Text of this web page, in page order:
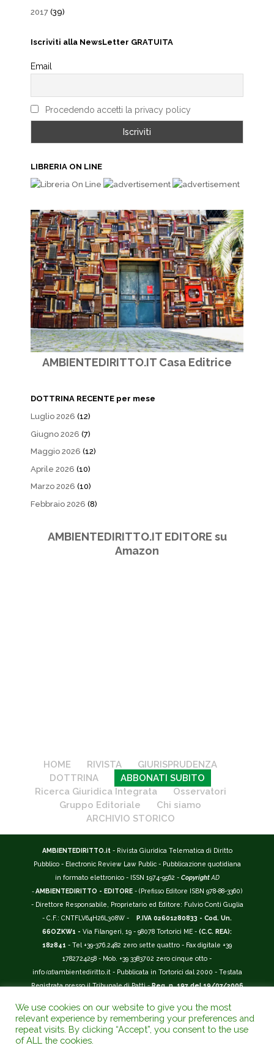
2017 (39)
Iscriviti alla NewsLetter GRATUITA
Email
Procedendo accetti la privacy policy
LIBRERIA ON LINE
AMBIENTEDIRITTO.IT Casa Editrice
DOTTRINA RECENTE per mese
Luglio 2026 (12)
Giugno 2026 (7)
Maggio 2026 (12)
Aprile 2026 (10)
Marzo 2026 (10)
Febbraio 2026 (8)
AMBIENTEDIRITTO.IT EDITORE su
Amazon
HOME RIVISTA
GIURISPRUDENZA
DOTTRINA
ABBONATI SUBITO
Ricerca Giuridica Integrata
Osservatori
Gruppo Editoriale
Chi siamo
ARCHIVIO STORICO
AMBIENTEDIRITTO.it - Rivista Giuridica Telematica di Diritto
Pubblico - Electronic Review Law Public - Pubblicazione quotidiana
in formato elettronico - ISSN 1974-9562 - Copyright AD
-AMBIENTEDIRITTO - EDITORE - (Prefisso Editore ISBN 978-88-3360)
- Direttore Responsabile, Proprietario ed Editore: Fulvio Conti Guglia
- C.F.: CNTFLV64H26L308W -
P.IVA 02601280833 - Cod. Un.
66OZKW1 - Via Filangeri, 19 - 98078 Tortorici ME - (C.C. REA):
182841 - Tel +39-376.2482 zero sette quattro - Fax digitale +39
1782724258 - Mob. +39 3383702 zero cinque otto -
info(at)ambientediritto.it - Pubblicata in Tortorici dal 2000 - Testata
Registrata presso il Tribunale di Patti -Reg. n. 197 del 19/07/2006
__________
La Rivista Giuridica AMBIENTEDIRITTO.IT ISSN 1974-9562
riconosciuta ed inserita nell'Area 12 - (
We use cookies on our website to give you the most
relevant experience by remembering your preferences and
repeat visits. By clicking “Accept”, you consent to the use
of ALL the cookies.